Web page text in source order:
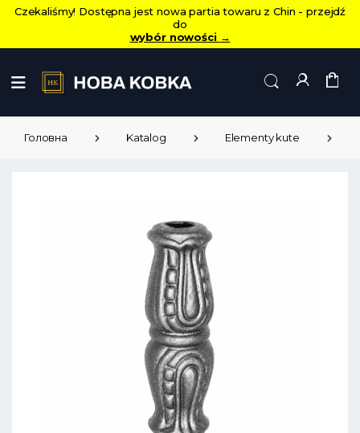
Czekaliśmy! Dostępna jest nowa partia towaru z Chin - przejdź
do
wybór nowości →
Головна Katalog Elementy kute